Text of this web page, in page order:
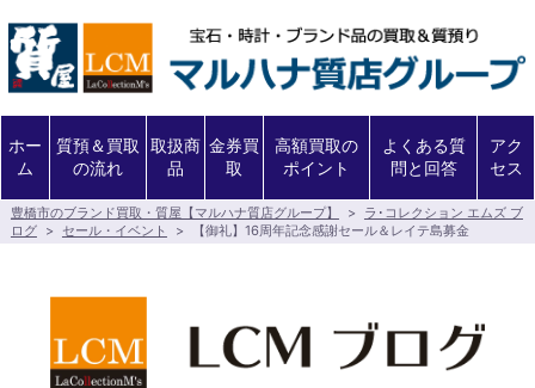
ホー
ム
質預＆買取
の流れ
取扱商
品
金券買
取
高額買取の
ポイント
よくある質
問と回答
アク
セス
豊橋市のブランド買取・質屋【マルハナ質店グループ】 >
ラ･コレクション エムズ ブ
ログ > セール・イベント > 【御礼】16周年記念感謝セール＆レイテ島募金